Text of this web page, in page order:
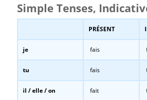
Simple Tenses,
PRÉSENT
je fais
tu fais
il / elle / on fait